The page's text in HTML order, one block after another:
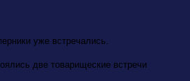
уже встречались.
две товарищеские встречи